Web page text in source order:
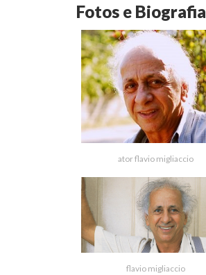
Fotos e Biografia
ator flavio migliaccio
flavio migliaccio